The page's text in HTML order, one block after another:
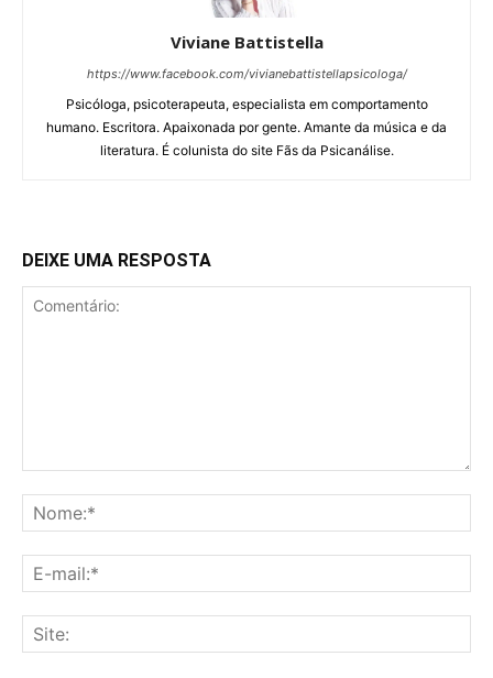
Viviane Battistella
https://www.facebook.com/vivianebattistellapsicologa/
Psicóloga, psicoterapeuta, especialista em comportamento
humano. Escritora. Apaixonada por gente. Amante da música e da
literatura. É colunista do site Fãs da Psicanálise.
DEIXE UMA RESPOSTA